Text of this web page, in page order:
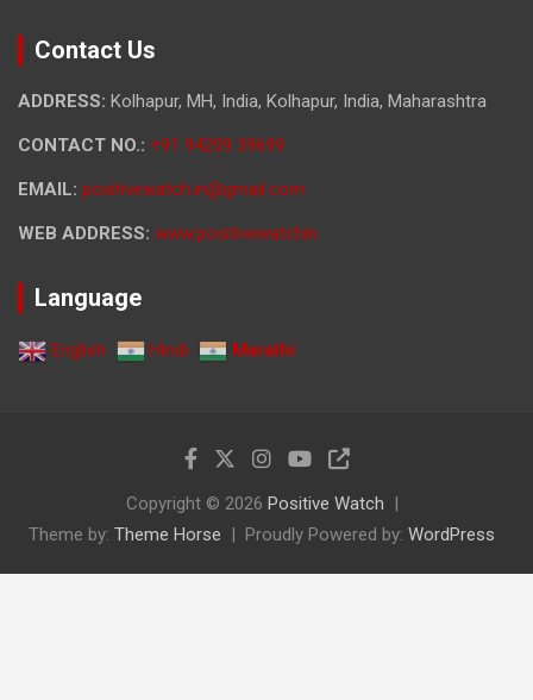
Contact Us
ADDRESS: Kolhapur, MH, India, Kolhapur, India, Maharashtra
CONTACT NO.: +91 94209 39699
EMAIL: positivewatch.in@gmail.com
WEB ADDRESS: www.positivewatchin
Language
English Hindi Marathi
Copyright © 2026 Positive Watch
Theme by: Theme Horse Proudly Powered by: WordPress